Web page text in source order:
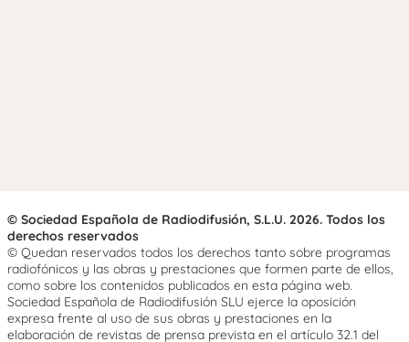
© Sociedad Española de Radiodifusión, S.L.U. 2026. Todos los
derechos reservados
© Quedan reservados todos los derechos tanto sobre programas
radiofónicos y las obras y prestaciones que formen parte de ellos,
como sobre los contenidos publicados en esta página web.
Sociedad Española de Radiodifusión SLU ejerce la oposición
expresa frente al uso de sus obras y prestaciones en la
elaboración de revistas de prensa prevista en el artículo 32.1 del